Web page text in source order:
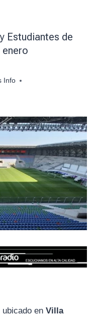
Estudiantes de
enero
Info
ubicado en Villa